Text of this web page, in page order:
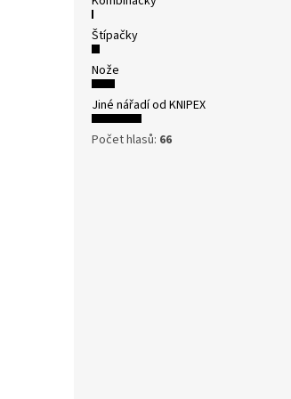
Štípačky
Nože
Jiné nářadí od KNIPEX
Počet hlasů: 66